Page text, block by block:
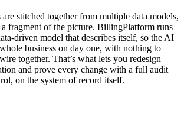
stitched together from multiple data models,
fragment of the picture. BillingPlatform runs
driven model that describes itself, so the AI
business on day one, with nothing to
together. That’s what lets you redesign
and prove every change with a full audit
on the system of record itself.